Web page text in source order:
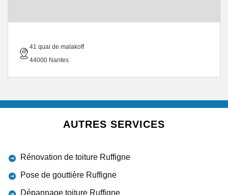
41 quai de malakoff
44000 Nantes
AUTRES SERVICES
Rénovation de toiture Ruffigne
Pose de gouttière Ruffigne
Dépannage toiture Ruffigne